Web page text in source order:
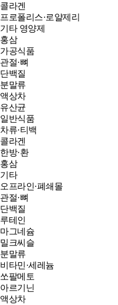
콜라겐
프로폴리스·로얄제리
기타 영양제
홍삼
가공식품
관절·뼈
단백질
분말류
액상차
유산균
일반식품
차류·티백
콜라겐
한방·환
홍삼
기타
오프라인·폐쇄몰
관절·뼈
단백질
루테인
마그네슘
밀크씨슬
분말류
비타민·세레늄
쏘팔메토
아르기닌
액상차